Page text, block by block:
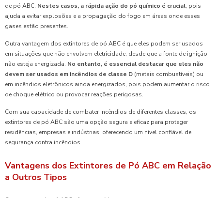
de pó ABC. Nestes casos, a rápida ação do pó químico é crucial, pois
ajuda a evitar explosões e a propagação do fogo em áreas onde esses
gases estão presentes.
Outra vantagem dos extintores de pó ABC é que eles podem ser usados
em situações que não envolvem eletricidade, desde que a fonte de ignição
não esteja energizada. No entanto, é essencial destacar que eles não
devem ser usados em incêndios de classe D (metais combustíveis) ou
em incêndios eletrônicos ainda energizados, pois podem aumentar o risco
de choque elétrico ou provocar reações perigosas.
Com sua capacidade de combater incêndios de diferentes classes, os
extintores de pó ABC são uma opção segura e eficaz para proteger
residências, empresas e indústrias, oferecendo um nível confiável de
segurança contra incêndios.
Vantagens dos Extintores de Pó ABC em Relação
a Outros Tipos